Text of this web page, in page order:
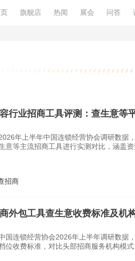
旗舰店 热闻 展会 问答
行业招商工具评测：查生意等
年上半年中国连锁经营协会调研数据
意等主流招商工具进行实测对比，涵盖
招商
外包工具查生意收费标准及机
国连锁经营协会2026年上半年调研数据
位收费标准，对比头部招商服务机构模